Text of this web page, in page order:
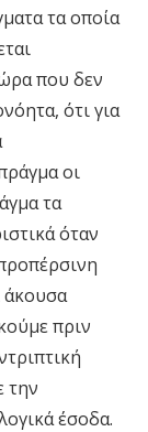
τα οποία
που δεν
ότι για
οι
τα
όταν
άκουσα
πριν
την
έσοδα.